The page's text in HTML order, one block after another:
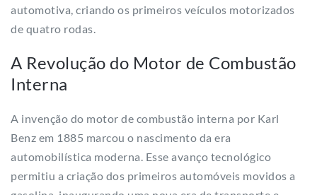
automotiva, criando os primeiros veículos motorizados
de quatro rodas.
A Revolução do Motor de Combustão
Interna
A invenção do motor de combustão interna por Karl
Benz em 1885 marcou o nascimento da era
automobilística moderna. Esse avanço tecnológico
permitiu a criação dos primeiros automóveis movidos a